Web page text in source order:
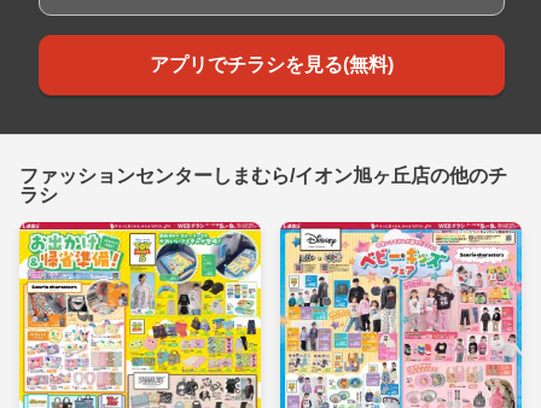
アプリでチラシを見る(無料)
ファッションセンターしまむら/イオン旭ヶ丘店の他のチ
ラシ